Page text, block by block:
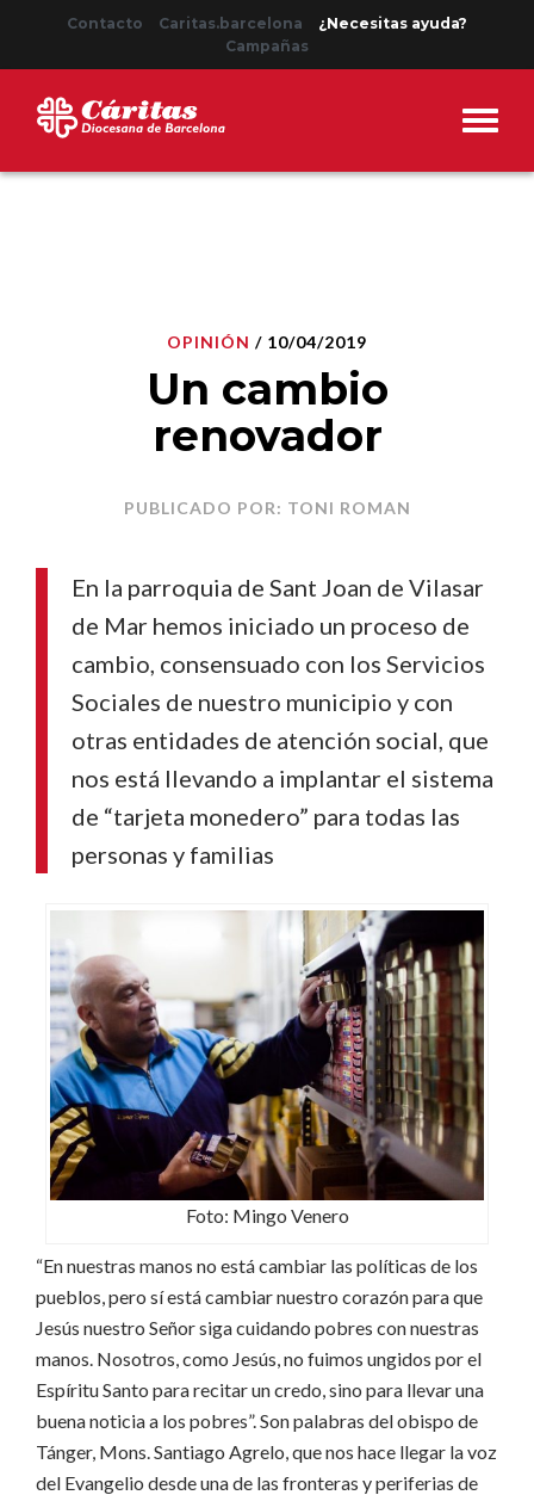
Contacto Caritas.barcelona
¿Necesitas ayuda?
Campañas
OPINIÓN / 10/04/2019
Un cambio
renovador
PUBLICADO POR: TONI ROMAN
En la parroquia de Sant Joan de Vilasar
de Mar hemos iniciado un proceso de
cambio, consensuado con los Servicios
Sociales de nuestro municipio y con
otras entidades de atención social, que
nos está llevando a implantar el sistema
de “tarjeta monedero” para todas las
personas y familias
Foto: Mingo Venero
“En nuestras manos no está cambiar las políticas de los
pueblos, pero sí está cambiar nuestro corazón para que
Jesús nuestro Señor siga cuidando pobres con nuestras
manos. Nosotros, como Jesús, no fuimos ungidos por el
Espíritu Santo para recitar un credo, sino para llevar una
buena noticia a los pobres”. Son palabras del obispo de
Tánger, Mons. Santiago Agrelo, que nos hace llegar la voz
del Evangelio desde una de las fronteras y periferias de